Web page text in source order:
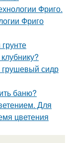
Фриго.
Фриго
сидр
баню?
Для
цветения